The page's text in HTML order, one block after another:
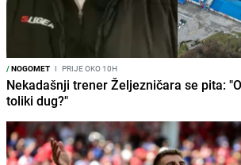
/NOGOMET I PRIJE OKO 10H
Nekadašnji trener Željezničara se pita:
toliki dug?"